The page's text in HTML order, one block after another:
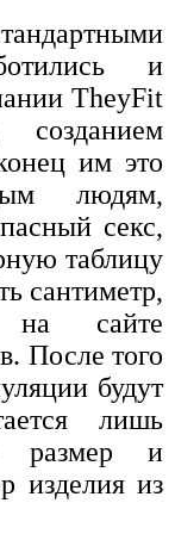
и
TheyFit
им это
людям,
секс,
таблицу
сантиметр,
на сайте
После того
будут
лишь
размер и
изделия из